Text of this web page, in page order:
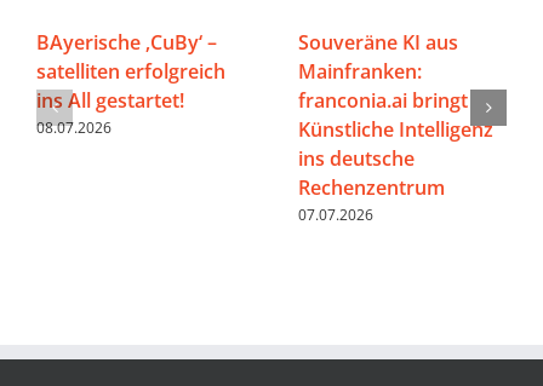
BAyerische ‚CuBy‘ –
satelliten erfolgreich
ins All gestartet!
08.07.2026
Souveräne KI aus
Mainfranken:
franconia.ai bringt
Künstliche Intelligenz
ins deutsche
Rechenzentrum
07.07.2026